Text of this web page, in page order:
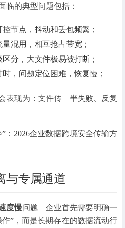
临的典型问题包括：
节点，抖动和丢包频繁；
混用，相互抢占带宽；
分，大文件极易被打断；
，问题定位困难，恢复慢；
表现为： 文件传一半失败、反复
：2026企业数据跨境安全传输方
与专属通道
度慢问题，企业首先需要明确一
”，而是长期存在的数据流动行